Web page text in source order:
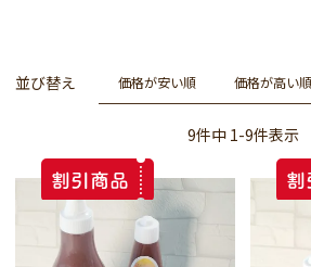
並び替え 価格が安い順 価格が高い順
9件中 1-9件表示